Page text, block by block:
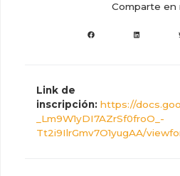
Comparte en
Link de
inscripción: https://
_Lm9W1yDI7AZrSf0froO_-
Tt2i9IlrGmv7O1yugAA/